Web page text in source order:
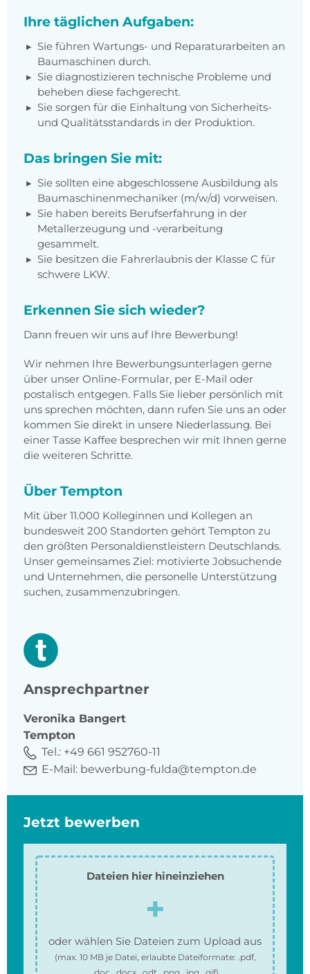
Ihre täglichen Aufgaben:
Sie führen Wartungs- und Reparaturarbeiten an
Baumaschinen durch.
Sie diagnostizieren technische Probleme und
beheben diese fachgerecht.
Sie sorgen für die Einhaltung von Sicherheits-
und Qualitätsstandards in der Produktion.
Das bringen Sie mit:
Sie sollten eine abgeschlossene Ausbildung als
Baumaschinenmechaniker (m/w/d) vorweisen.
Sie haben bereits Berufserfahrung in der
Metallerzeugung und -verarbeitung
gesammelt.
Sie besitzen die Fahrerlaubnis der Klasse C für
schwere LKW.
Erkennen Sie sich wieder?
Dann freuen wir uns auf Ihre Bewerbung!
Wir nehmen Ihre Bewerbungsunterlagen gerne
über unser Online-Formular, per E-Mail oder
postalisch entgegen. Falls Sie lieber persönlich mit
uns sprechen möchten, dann rufen Sie uns an oder
kommen Sie direkt in unsere Niederlassung. Bei
einer Tasse Kaffee besprechen wir mit Ihnen gerne
die weiteren Schritte.
Über Tempton
Mit über 11.000 Kolleginnen und Kollegen an
bundesweit 200 Standorten gehört Tempton zu
den größten Personaldienstleistern Deutschlands.
Unser gemeinsames Ziel: motivierte Jobsuchende
und Unternehmen, die personelle Unterstützung
suchen, zusammenzubringen.
Ansprechpartner
Veronika Bangert
Tempton
Tel.: +49 661 952760-11
E-Mail: bewerbung-fulda@tempton.de
Jetzt bewerben
Dateien hier hineinziehen
oder wählen Sie Dateien zum Upload aus
(max. 10 MBje Datei, erlaubte Dateiformate: .pdf,